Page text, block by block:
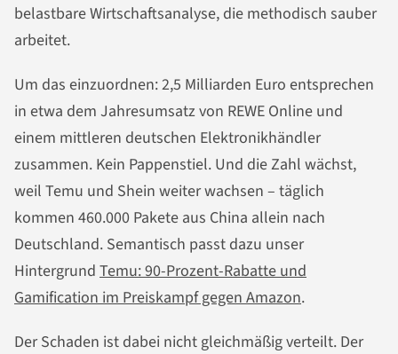
belastbare Wirtschaftsanalyse, die methodisch sauber
arbeitet.
Um das einzuordnen: 2,5 Milliarden Euro entsprechen
in etwa dem Jahresumsatz von REWE Online und
einem mittleren deutschen Elektronikhändler
zusammen. Kein Pappenstiel. Und die Zahl wächst,
weil Temu und Shein weiter wachsen – täglich
kommen 460.000 Pakete aus China allein nach
Deutschland. Semantisch passt dazu unser
Hintergrund Temu: 90-Prozent-Rabatte und
Gamification im Preiskampf gegen Amazon.
Der Schaden ist dabei nicht gleichmäßig verteilt. Der